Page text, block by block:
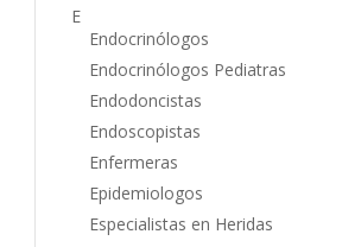
E
Endocrinólogos
Endocrinólogos Pediatras
Endodoncistas
Endoscopistas
Enfermeras
Epidemiologos
Especialistas en Heridas